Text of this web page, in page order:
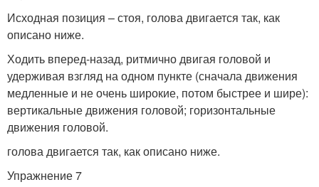
Исходная позиция – стоя, голова двигается так, как
описано ниже.
Ходить вперед-назад, ритмично двигая головой и
удерживая взгляд на одном пункте (сначала движения
медленные и не очень широкие, потом быстрее и шире):
вертикальные движения головой; горизонтальные
движения головой.
голова двигается так, как описано ниже.
Упражнение 7